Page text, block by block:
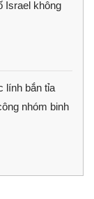
Israel không
lính bắn tỉa
nhóm binh